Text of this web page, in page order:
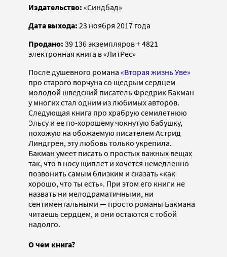
Издательство: «Синдбад»
Дата выхода: 23 ноября 2017 года
Продано: 39 136 экземпляров + 4821
электронная книга в «ЛитРес»
После душевного романа «Вторая жизнь Уве»
про старого ворчуна со щедрым сердцем
молодой шведский писатель Фредрик Бакман
у многих стал одним из любимых авторов.
Следующая книга про храбрую семилетнюю
Эльсу и ее по-хорошему чокнутую бабушку,
похожую на обожаемую писателем Астрид
Линдгрен, эту любовь только укрепила.
Бакман умеет писать о простых важных вещах
так, что в носу щиплет и хочется немедленно
позвонить самым близким и сказать «как
хорошо, что ты есть». При этом его книги не
назвать ни мелодраматичными, ни
сентиментальными — просто романы Бакмана
читаешь сердцем, и они остаются с тобой
надолго.
О чем книга?